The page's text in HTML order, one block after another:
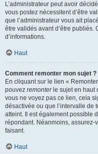
L’administrateur peut avoir
vous postez nécessitent d’être
que l’administrateur vous ait
être validés avant d’être publiés.
d’informations.
Haut
Comment remonter mon sujet ?
En cliquant sur le lien «
pouvez remonterle sujet en haut
vous ne voyez pas ce lien, cela
désactivée ou que l’intervalle de
atteint. Il est également possible
répondant. Néanmoins, assurez-
faisant.
Haut